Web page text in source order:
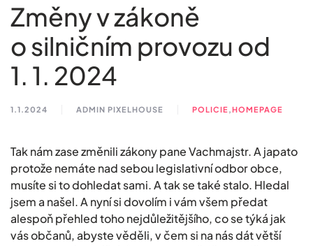
Změny v zákoně
o silničním provozu od
1. 1. 2024
1.1.2024 ADMIN PIXELHOUSE POLICIE,HOMEPAGE
Tak nám zase změnili zákony pane Vachmajstr. A japato
protože nemáte nad sebou legislativní odbor obce,
musíte si to dohledat sami. A tak se také stalo. Hledal
jsem a našel. A nyní si dovolím i vám všem předat
alespoň přehled toho nejdůležitějšího, co se týká jak
vás občanů, abyste věděli, v čem si na nás dát větší